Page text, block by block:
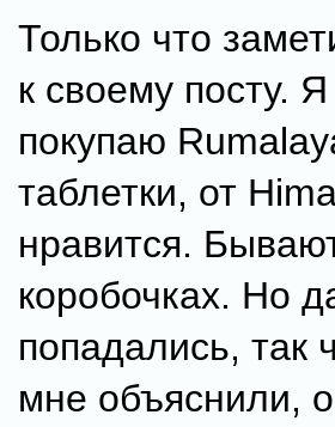
Только что
к своему посту.
покупаю
таблетки, от
нравится.
коробочках. Но
попадались, так
мне объяснили,